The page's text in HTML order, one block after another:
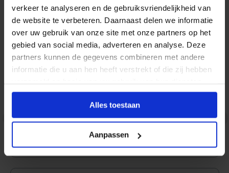
verkeer te analyseren en de gebruiksvriendelijkheid van
de website te verbeteren. Daarnaast delen we informatie
over uw gebruik van onze site met onze partners op het
gebied van social media, adverteren en analyse. Deze
partners kunnen de gegevens combineren met andere
informatie die u aan hen heeft verstrekt of die zij hebben
Alles toestaan
Aanpassen
Reviews
Normaal Wit
< >